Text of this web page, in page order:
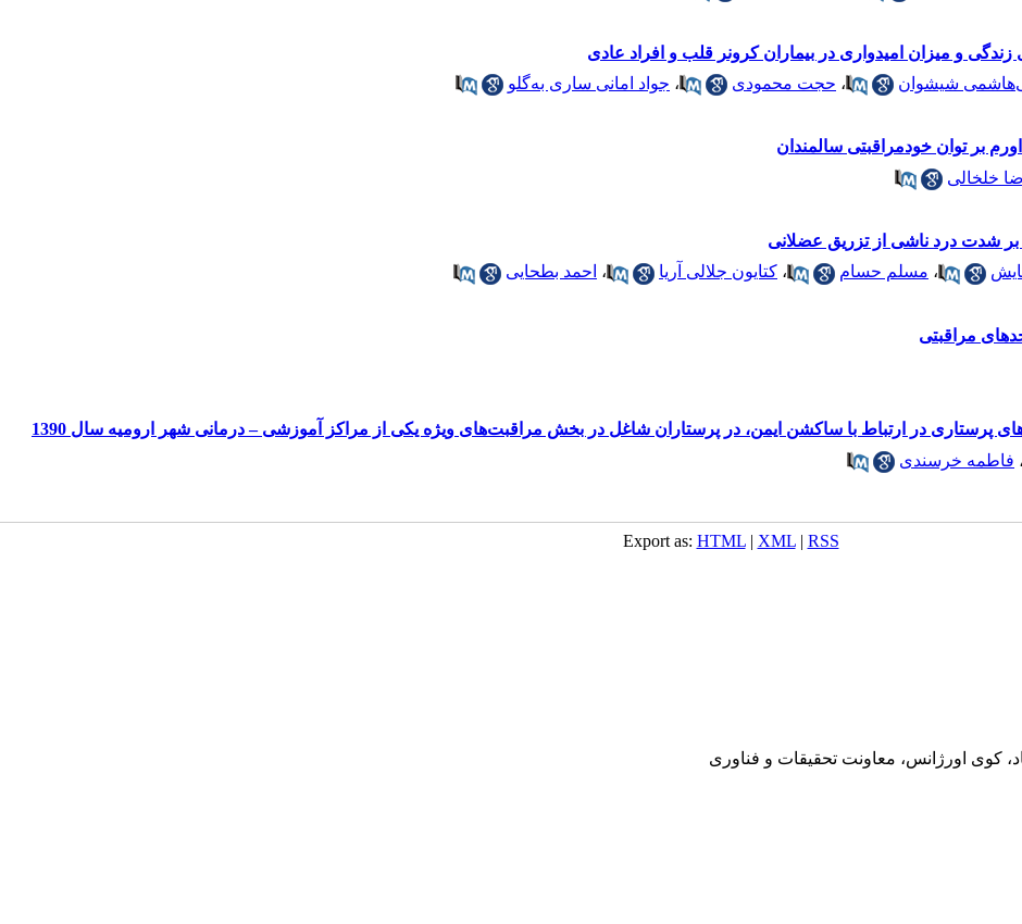
و میزان امیدواری در بیماران کرونر قلب و افراد عادی
شیشوان ، حجت محمودی ، جواد امانی ساری به‌گلو
بر توان خودمراقبتی سالمندان
خلخالی
شدت درد ناشی از تزریق عضلانی
، مسلم حسام ، کتایون جلالی آریا ، احمد بطحایی
مراقبتی
پرستاری در ارتباط با ساکشن ایمن، در پرستاران شاغل در بخش مراقبت‌های ویژه یکی از مراکز آموزشی – درمانی شهر ارومیه سال 1390
، فاطمه خرسندی
Export as: HTML| XML| RSS
کوی اورژانس، معاونت تحقیقات و فناوری